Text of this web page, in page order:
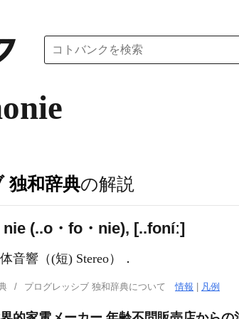
独和辞典の解説
(..o・fo・nie), [..foníː]
音響（(短) Stereo）．
プログレッシブ 独和辞典について情報 凡例